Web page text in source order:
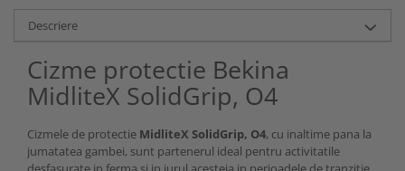
Descriere
Cizme protectie Bekina
MidliteX SolidGrip, O4
Cizmele de protectie MidliteX SolidGrip, O4, cu inaltime pana la
jumatatea gambei, sunt partenerul ideal pentru activitatile